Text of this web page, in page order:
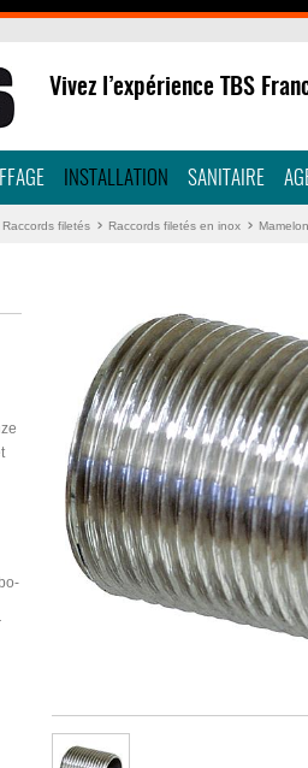
Vivez l’expérience TBS
INSTALLATION SANITAIRE
Raccords filetés Raccords filetés en inox